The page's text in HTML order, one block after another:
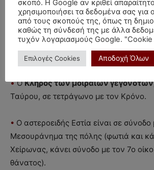
και των αερίων του ηφαιστείου), σε
τον Β. Δεσμό (μία καρμική εμπειρία)
τετράγωνο με τον Άρη και τον Ν.
υπόγεια δρούσε), στον τέταρτο οίκο
στο έδαφος και το υπέδαφος.
•ΟΚλήρος των μοιραίων γεγονότων
Ταύρου, σε τετράγωνο με τον Κρόνο.
• Ο αστεροειδής Εστία είναι σε σύνοδο
Μεσουράνημα της πόλης (φωτιά και
Χείρωνας, κάνει σύνοδο με τον 7ο
θάνατος).
σκοπό. Η Google αν κριθεί
χρησιμοποιήσει τα δεδομένα σας για
από τους σκοπούς της, όπως τη
καθώς τη σύνδεσή της με άλλα
τυχόν λογαριασμούς Google.
Επιλογές Cookies Αποδοχή Όλων